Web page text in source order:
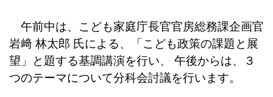
午前中は、こども家庭庁長官官房総務課企画官
岩﨑 林太郎 氏による、「こども政策の課題と展
望」と題する基調講演を行い、 午後からは、３
つのテーマについて分科会討議を行います。